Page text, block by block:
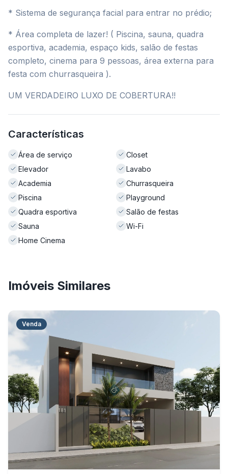
* Sistema de segurança facial para entrar no prédio;
* Área completa de lazer! ( Piscina, sauna, quadra
esportiva, academia, espaço kids, salão de festas
completo, cinema para 9 pessoas, área externa para
festa com churrasqueira ).
UM VERDADEIRO LUXO DE COBERTURA!!
Características
Área de serviço
Closet
Elevador
Lavabo
Academia
Churrasqueira
Piscina
Playground
Quadra esportiva
Salão de festas
Sauna
Wi-Fi
Home Cinema
Imóveis Similares
Venda